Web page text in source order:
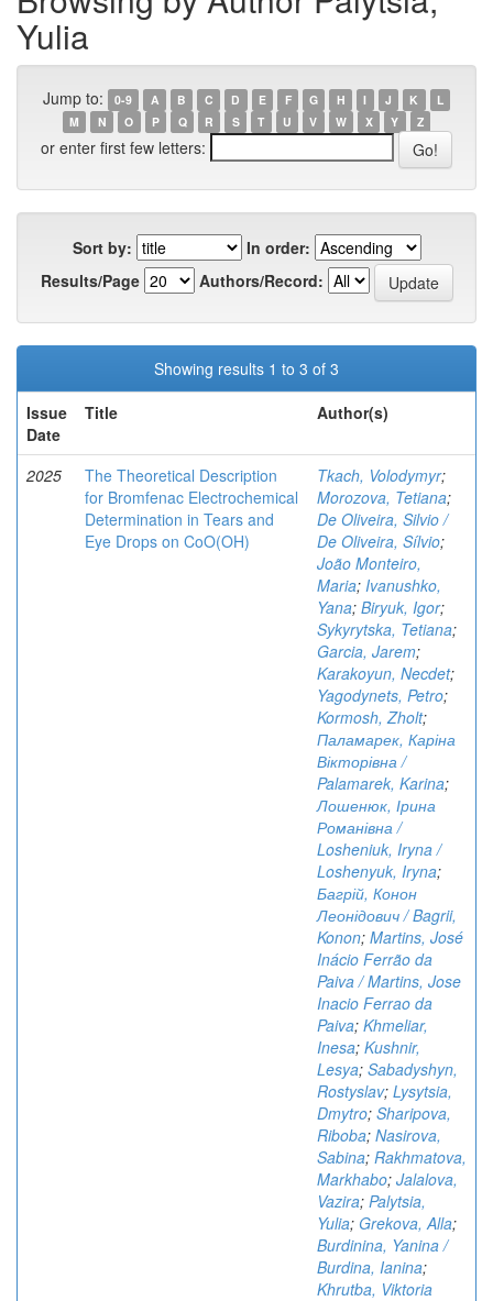
Yulia
Jump to: 0-9 A B C D E F G H I J K
L
M
N O P Q R S T U V W X Y Z
or enter first few letters:
Sort by:
In order:
Results/Page
Authors/Record:
Showing results 1 to 3 of 3
Issue
Date
Title Author(s)
2025
The Theoretical Description
for Bromfenac Electrochemical
Determination in Tears and
Eye Drops on CoO(OH)
Tkach, Volodymyr;
Morozova, Tetiana;
De Oliveira, Silvio /
De Oliveira, Sílvio;
João Monteiro,
Maria; Ivanushko,
Yana; Biryuk, Igor;
Sykyrytska, Tetiana;
Garcia, Jarem;
Karakoyun, Necdet;
Yagodynets, Petro;
Kormosh, Zholt;
Паламарек, Каріна
Вікторівна /
Palamarek, Karina;
Лошенюк, Ірина
Романівна /
Losheniuk, Iryna /
Loshenyuk, Iryna;
Багрій, Конон
Леонідович / Bagrii,
Konon; Martins, José
Inácio Ferrão da
Paiva / Martins, Jose
Inacio Ferrao da
Paiva; Khmeliar,
Inesa; Kushnir,
Lesya; Sabadyshyn,
Rostyslav; Lysytsia,
Dmytro; Sharipova,
Riboba; Nasirova,
Sabina; Rakhmatova,
Markhabo; Jalalova,
Vazira; Palytsia,
Yulia; Grekova, Alla;
Burdinina, Yanina /
Burdina, Ianina;
Khrutba, Viktoria